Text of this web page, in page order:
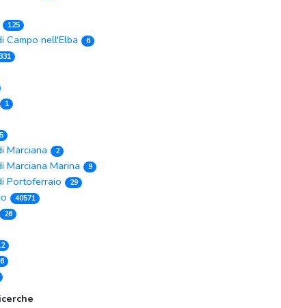
125
Campo nell'Elba 6
1
Marciana 2
Marciana Marina 9
Portoferraio 29
40571
26
6